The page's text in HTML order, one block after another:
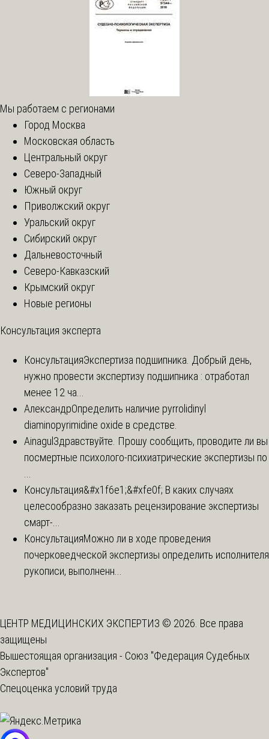
Мы работаем с регионами
Город Москва
Московская область
Центральный округ
Северо-Западный
Южный округ
Приволжский округ
Уральский округ
Сибирский округ
Дальневосточный
Северо-Кавказский
Крымский округ
Новые регионы
Консультация эксперта
КонсультацияЭкспертиза подшипника. Добрый день,
нужно провести экспертизу подшипника : отработал
менее 12 ча...
АлександрОпределить наличие pyrrolidinyl
diaminopyrimidine oxide в средстве.
Ainagul Здравствуйте. Прошу сообщить, проводите ли вы
посмертные психолого-психиатрические экспертизы по
...
Консультация&#x1f6e1;&#xfe0f; В каких случаях
целесообразно заказать рецензирование экспертизы
смарт-...
КонсультацияМожно ли в ходе проведения
почерковедческой экспертизы определить исполнителя
рукописи, выполненн...
ЦЕНТР МЕДИЦИНСКИХ ЭКСПЕРТИЗ © 2026. Все права
защищены
Вышестоящая организация - Союз "Федерация Судебных
Экспертов"
Спецоценка условий труда